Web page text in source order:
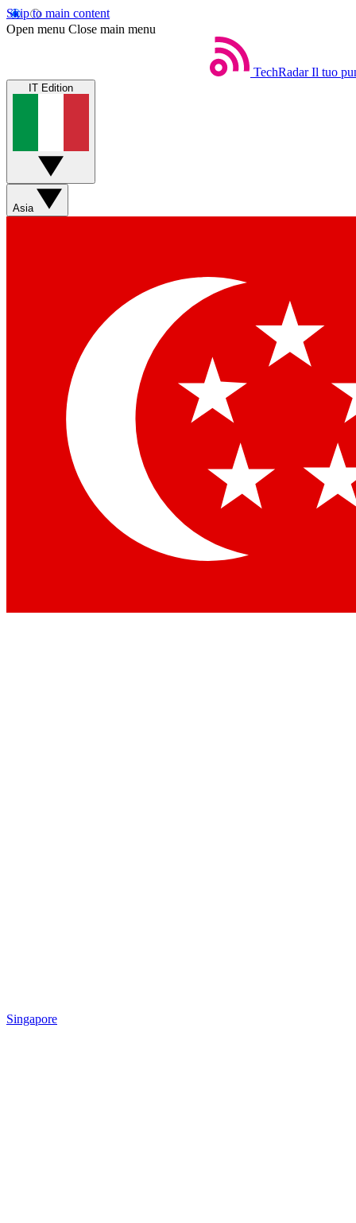
Skip to main content
Open menu Close main menu
TechRadar Il tuo
IT Edition
Asia
Singapore